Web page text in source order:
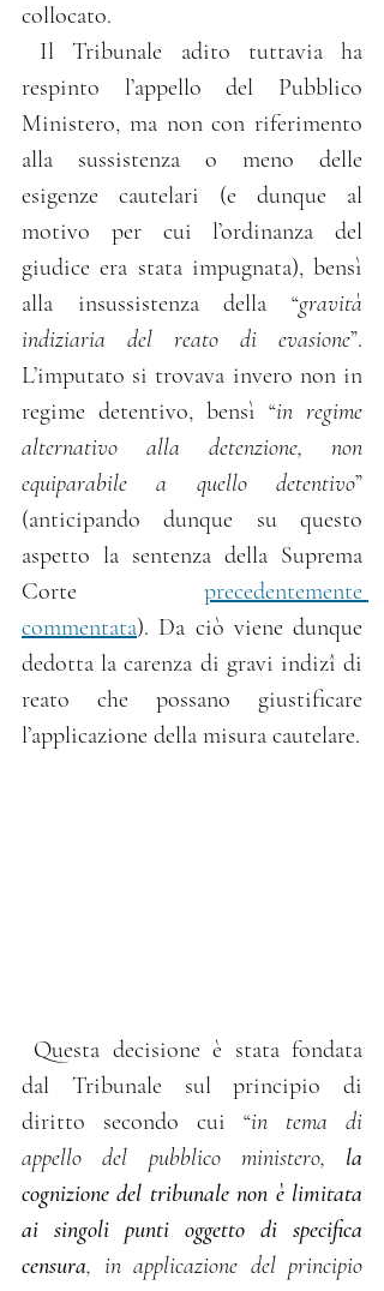
collocato.
respinto l’appello del Pubblico
Ministero, ma non con riferimento
alla sussistenza o meno delle
esigenze cautelari (e dunque al
motivo per cui l’ordinanza del
giudice era stata impugnata), bensì
alla insussistenza della “gravità
indiziaria del reato di evasione”.
L’imputato si trovava invero non in
regime detentivo, bensì “in regime
alternativo alla detenzione, non
equiparabile a quello detentivo”
(anticipando dunque su questo
aspetto la sentenza della Suprema
Corte precedentemente
commentata). Da ciò viene dunque
dedotta la carenza di gravi indizî di
reato che possano giustificare
l’applicazione della misura cautelare.
dal Tribunale sul principio di
diritto secondo cui “in tema di
appello del pubblico ministero, la
cognizione del tribunale non è limitata
ai singoli punti oggetto di specifica
censura, in applicazione del principio